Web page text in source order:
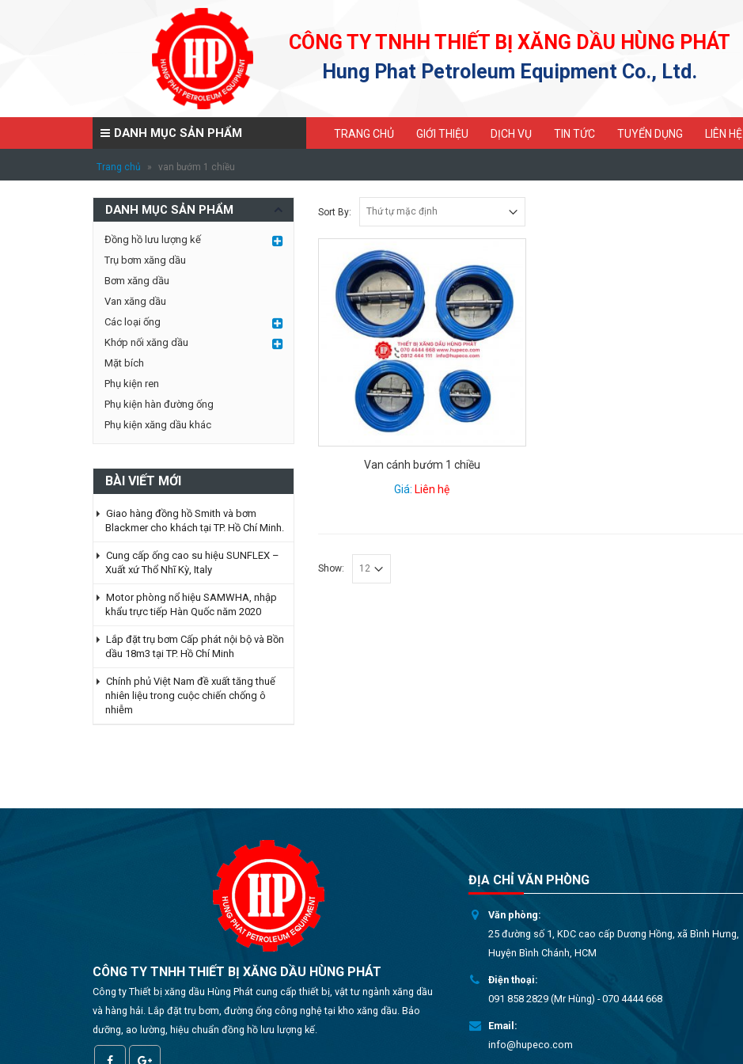
CÔNG TY TNHH THIẾT BỊ XĂNG DẦU HÙNG PHÁT
Hung Phat Petroleum Equipment Co., Ltd.
TRANG CHỦ GIỚI THIỆU DỊCH VỤ TIN TỨC TUYỂN DỤNG LIÊN HỆ
Trang chủ » van bướm 1 chiều
DANH MỤC SẢN PHẨM
Sort By:
Van cánh bướm 1 chiều
Giá: Liên hệ
Show:
DANH MỤC SẢN PHẨM
Đồng hồ lưu lượng kế
Trụ bơm xăng dầu
Bơm xăng dầu
Van xăng dầu
Các loại ống
Khớp nối xăng dầu
Mặt bích
Phụ kiện ren
Phụ kiện hàn đường ống
Phụ kiện xăng dầu khác
BÀI VIẾT MỚI
Giao hàng đồng hồ Smith và bơm
Blackmer cho khách tại TP. Hồ Chí Minh.
Cung cấp ống cao su hiệu SUNFLEX –
Xuất xứ Thổ Nhĩ Kỳ, Italy
Motor phòng nổ hiệu SAMWHA, nhập
khẩu trực tiếp Hàn Quốc năm 2020
Lắp đặt trụ bơm Cấp phát nội bộ và Bồn
dầu 18m3 tại TP. Hồ Chí Minh
Chính phủ Việt Nam đề xuất tăng thuế
nhiên liệu trong cuộc chiến chống ô
nhiễm
CÔNG TY TNHH THIẾT BỊ XĂNG DẦU HÙNG PHÁT
Công ty Thiết bị xăng dầu Hùng Phát cung cấp thiết bị, vật tư ngành xăng dầu
và hàng hải. Lắp đặt trụ bơm, đường ống công nghệ tại kho xăng dầu. Bảo
dưỡng, ao lường, hiệu chuẩn đồng hồ lưu lượng kế.
ĐỊA CHỈ VĂN PHÒNG
Văn phòng:
25 đường số 1, KDC cao cấp Dương Hồng, xã Bình Hưng,
Huyện Bình Chánh, HCM
Điện thoại:
091 858 2829 (Mr Hùng) - 070 4444 668
Email:
info@hupeco.com